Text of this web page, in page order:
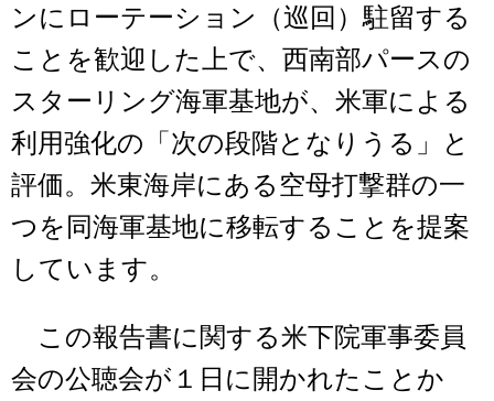
ンにローテーション（巡回）駐留する
ことを歓迎した上で、西南部パースの
スターリング海軍基地が、米軍による
利用強化の「次の段階となりうる」と
評価。米東海岸にある空母打撃群の一
つを同海軍基地に移転することを提案
しています。
この報告書に関する米下院軍事委員
会の公聴会が１日に開かれたことか